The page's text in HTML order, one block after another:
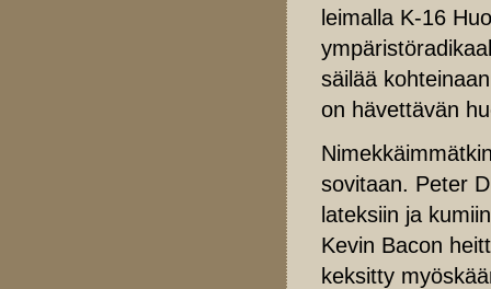
leimalla K-16
säilää
on hävettävän
sovitaan. Peter
lateksiin ja
Kevin Bacon
keksitty